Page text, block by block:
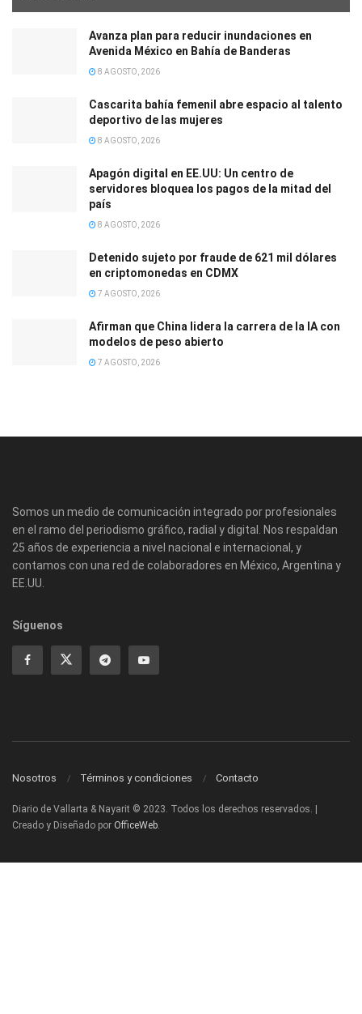
Avanza plan para reducir inundaciones en
Avenida México en Bahía de Banderas
8 AGOSTO, 2026
Cascarita bahía femenil abre espacio al talento
deportivo de las mujeres
8 AGOSTO, 2026
Apagón digital en EE.UU: Un centro de
servidores bloquea los pagos de la mitad del
país
8 AGOSTO, 2026
Detenido sujeto por fraude de 621 mil dólares
en criptomonedas en CDMX
7 AGOSTO, 2026
Afirman que China lidera la carrera de la IA con
modelos de peso abierto
7 AGOSTO, 2026
Somos un medio de comunicación integrado por profesionales
en el ramo del periodismo gráfico, radial y digital. Nos respaldan
25 años de experiencia a nivel nacional e internacional, y
contamos con una red de colaboradores en México, Argentina y
EE.UU.
Síguenos
Nosotros Términos y condiciones Contacto
Diario de Vallarta & Nayarit © 2023. Todos los derechos reservados. |
Creado y Diseñado por OfficeWeb.